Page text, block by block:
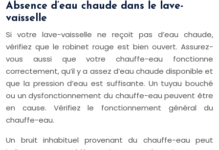
Absence d’eau chaude dans le lave-
vaisselle
Si votre lave-vaisselle ne reçoit pas d’eau chaude,
vérifiez que le robinet rouge est bien ouvert. Assurez-
vous aussi que votre chauffe-eau fonctionne
correctement, qu’il y a assez d’eau chaude disponible et
que la pression d’eau est suffisante. Un tuyau bouché
ou un dysfonctionnement du chauffe-eau peuvent être
en cause. Vérifiez le fonctionnement général du
chauffe-eau.
Un bruit inhabituel provenant du chauffe-eau peut